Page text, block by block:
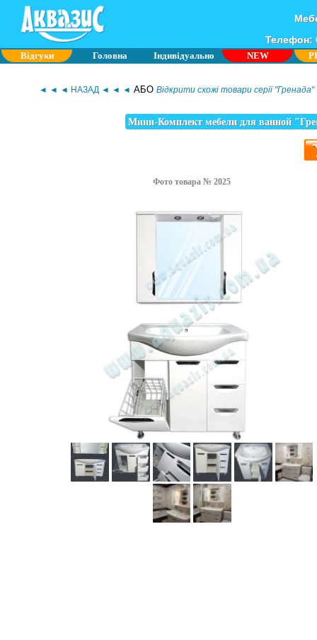
Телефон:
Відгуки Головна Індивідуально NEW
◄ ◄ ◄ НАЗАД ◄ ◄ ◄ АБО Відкрити схожі товари серії "Гренада"
Мини-Комплект мебели для ванной
Фото товара № 2025